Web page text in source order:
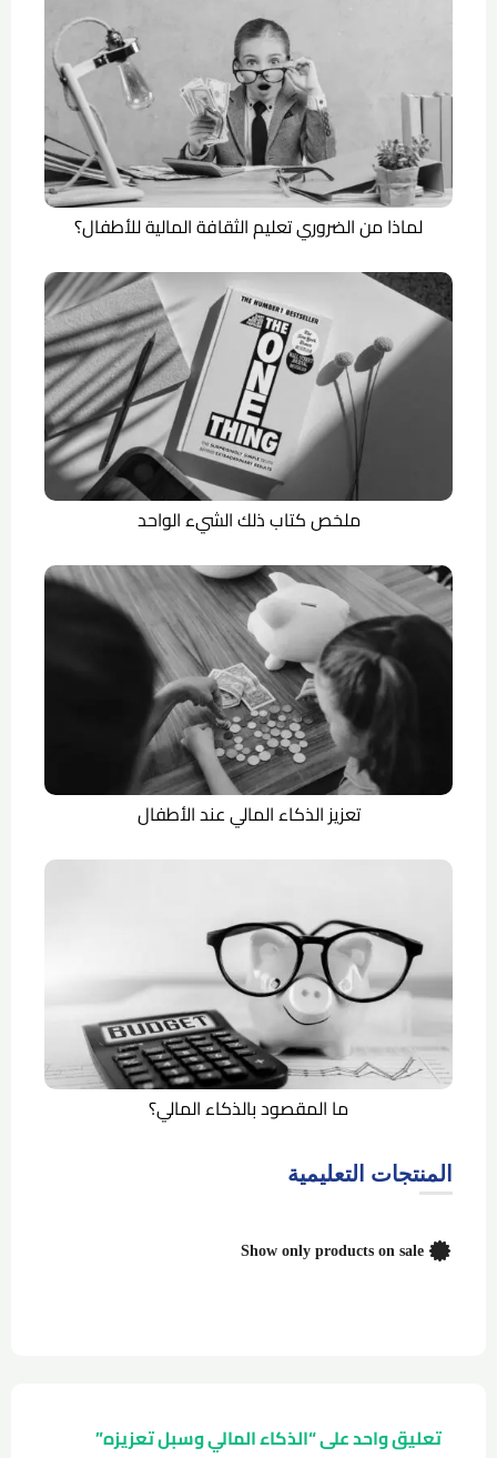
لماذا من الضروري تعليم الثقافة المالية للأطفال؟
ملخص كتاب ذلك الشيء الواحد
تعزيز الذكاء المالي عند الأطفال
ما المقصود بالذكاء المالي؟
المنتجات التعليمية
Show only products on sale
تعليق واحد على “الذكاء المالي وسبل تعزيزه”